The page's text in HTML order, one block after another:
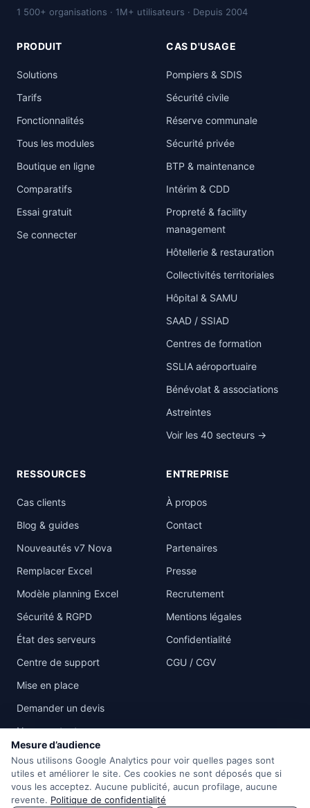
Mesure d’audience
Nous utilisons Google Analytics pour voir quelles pages sont
utiles et améliorer le site. Ces cookies ne sont déposés que si
vous les acceptez. Aucune publicité, aucun profilage, aucune
revente. Politique de confidentialité
1 500+ organisations · 1M+ utilisateurs · Depuis 2004
PRODUIT
Solutions
Tarifs
Fonctionnalités
Tous les modules
Boutique en ligne
Comparatifs
Essai gratuit
Se connecter
CAS D'USAGE
Pompiers & SDIS
Sécurité civile
Réserve communale
Sécurité privée
BTP & maintenance
Intérim & CDD
Propreté & facility
management
Hôtellerie & restauration
Collectivités territoriales
Hôpital & SAMU
SAAD / SSIAD
Centres de formation
SSLIA aéroportuaire
Bénévolat & associations
Astreintes
Voir les 40 secteurs →
RESSOURCES
Cas clients
Blog & guides
Nouveautés v7 Nova
Remplacer Excel
Modèle planning Excel
Sécurité & RGPD
État des serveurs
Centre de support
Mise en place
Demander un devis
Nous contacter
ENTREPRISE
À propos
Contact
Partenaires
Presse
Recrutement
Mentions légales
Confidentialité
CGU / CGV
© 2026 eBrigade Technologies — Tous droits réservés